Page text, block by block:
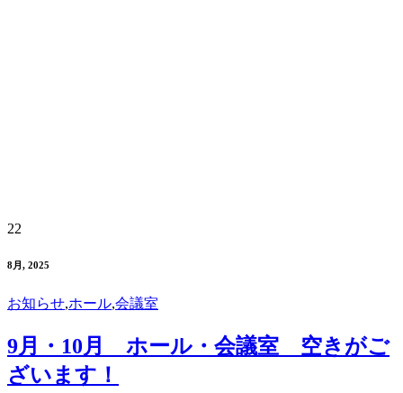
22
8月, 2025
お知らせ,ホール,会議室
9月・10月 ホール・会議室 空きがご
ざいます！